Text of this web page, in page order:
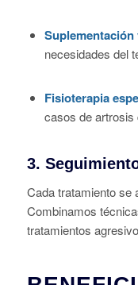
necesidades del
Fisioterapia
casos de artrosis
3.
Cada tratamiento se
Combinamos
tratamientos